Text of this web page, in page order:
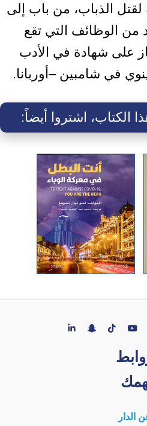
لقتل الذباب، من باب إلى
من الوظائف التي تقع
على شهادة في الأدب
في شامبين –أوربانا.
الكتاب، اشتروا أيضاً:
الدار